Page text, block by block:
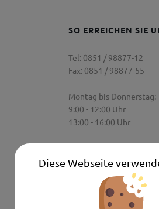
Diese Webseite
SO ERREICHEN SIE
Tel: 0851 / 98877-12
Fax: 0851 / 98877-55
Montag bis Donnerstag:
9:00 - 12:00 Uhr
13:00 - 16:00 Uhr
9:00 Uhr - 12:00 Uhr
Senden Sie uns eine E-
info@autoshop-